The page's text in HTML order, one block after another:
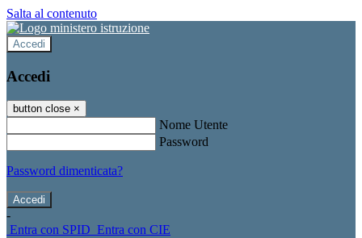
Salta al contenuto
Accedi
Accedi
button close ×
Nome Utente
Password
Password dimenticata?
-
Entra con SPID Entra con CIE